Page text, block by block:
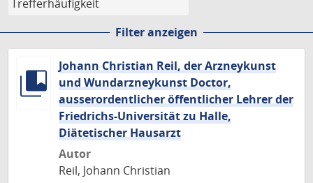
Filter anzeigen
Johann Christian Reil, der Arzneykunst
und Wundarzneykunst Doctor,
ausserordentlicher öffentlicher Lehrer der
Friedrichs-Universität zu Halle,
Diätetischer Hausarzt
Autor
Reil, Johann Christian